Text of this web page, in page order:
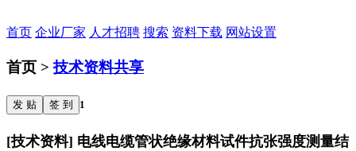
首页 企业厂家 人才招聘 搜索 资料下载 网站设置
首页 >技术资料共享
发 贴 签 到 1
[技术资料] 电线电缆管状绝缘材料试件抗张强度测量结